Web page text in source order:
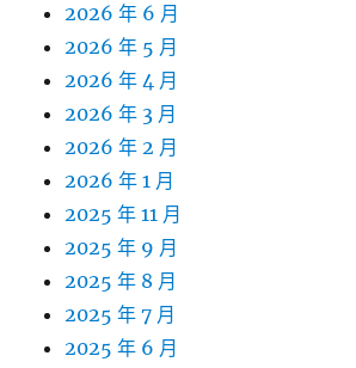
2026 年 6 月
2026 年 5 月
2026 年 4 月
2026 年 3 月
2026 年 2 月
2026 年 1 月
2025 年 11 月
2025 年 9 月
2025 年 8 月
2025 年 7 月
2025 年 6 月